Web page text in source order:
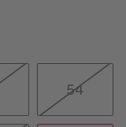
54